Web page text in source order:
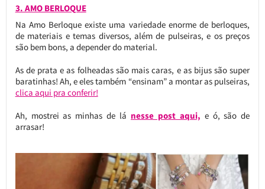
3. AMO BERLOQUE
Na Amo Berloque existe uma variedade enorme de berloques,
de materiais e temas diversos, além de pulseiras, e os preços
são bem bons, a depender do material.
As de prata e as folheadas são mais caras, e as bijus são super
baratinhas! Ah, e eles também “ensinam” a montar as pulseiras,
clica aqui pra conferir!
Ah, mostrei as minhas de lá nesse post aqui, e ó, são de
arrasar!